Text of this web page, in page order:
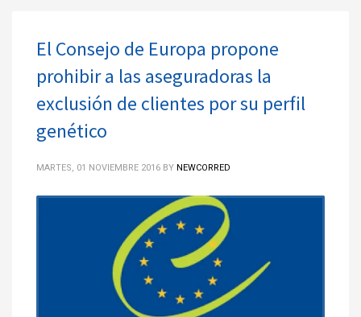
El Consejo de Europa propone
prohibir a las aseguradoras la
exclusión de clientes por su perfil
genético
MARTES, 01 NOVIEMBRE 2016 BY NEWCORRED